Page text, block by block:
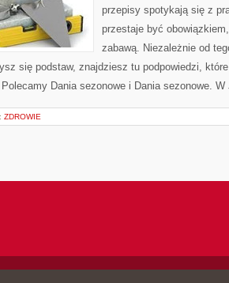
przepisy spotykają się z
przestaje być
zabawą. Niezależnie od
się podstaw, znajdziesz tu podpowiedzi,
Dania sezonowe i Dania sezonowe.
ZDROWIE